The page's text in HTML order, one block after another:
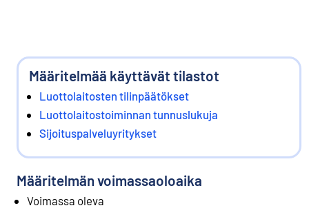
Määritelmää käyttävät tilastot
Luottolaitosten tilinpäätökset
Luottolaitostoiminnan tunnuslukuja
Sijoituspalveluyritykset
Määritelmän voimassaoloaika
Voimassa oleva